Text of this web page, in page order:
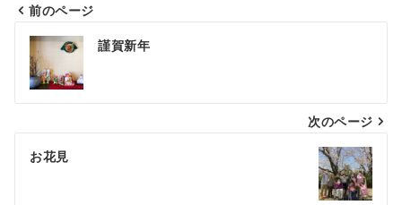
投
稿
ナ
ビ
ゲ
前のページ
謹賀新年
次のページ
お花見